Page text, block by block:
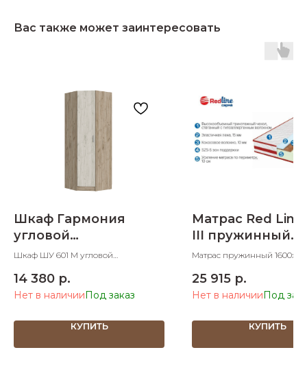
Вас также может заинтересовать
Шкаф Гармония
угловой
780х780х2200
Шкаф ШУ 601 М угловой
14 380 р.
Нет в наличии
КУПИТЬ
Матрас Red Line
III пружинный
1600х2000х210
Матрас пружинный
25 915 р.
Нет в наличии
КУПИТЬ